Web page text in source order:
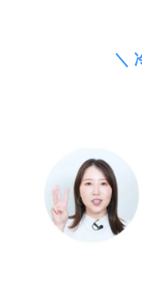
＼